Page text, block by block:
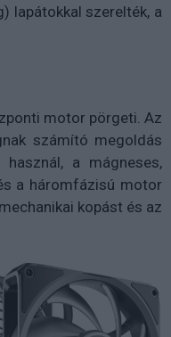
lapátokkal szerelték, a
motor pörgeti. Az
számító megoldás
használ, a mágneses,
a háromfázisú motor
kopást és az